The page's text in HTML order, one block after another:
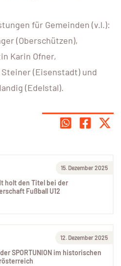
für Gemeinden (v.l.):
(Oberschützen),
Karin Ofner,
(Eisenstadt) und
(Edelstal).
12. Dezember 2025
SPORTUNION im historischen
15. Dezember 2025
holt den Titel bei der
Fußball U12